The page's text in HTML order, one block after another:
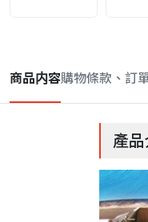
商品内容購物條款、訂
產